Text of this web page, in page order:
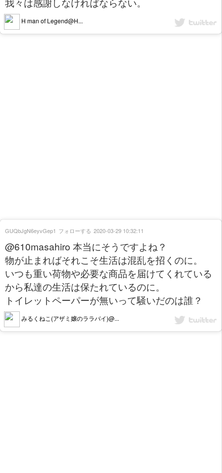
H man of Legend@H...
@610masahiro 本当にそうですよね？
物が止まればそれこそ生活は混乱を招くのに。
いつも重い荷物や必要な商品を届けてくれている
から私達の生活は保たれているのに。
トイレットペーパーが無いって騒いだのは誰？
みるくねこ(アザミ嬢のララバイ)@...
GUQbJgN6eyvGep1 フォローする 2020-03-29 10:32:11